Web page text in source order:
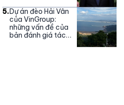
5.Dự án đèo Hải Vân
của VinGroup:
những vấn đề của
bản đánh giá tác